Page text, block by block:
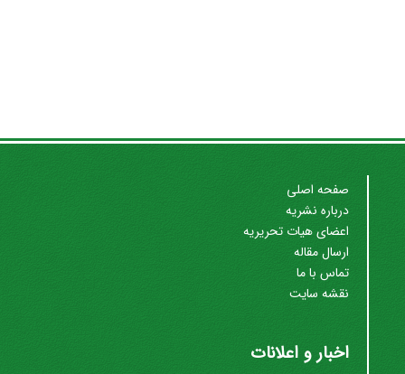
صفحه اصلی
درباره نشریه
اعضای هیات تحریریه
ارسال مقاله
تماس با ما
نقشه سایت
اخبار و اعلانات